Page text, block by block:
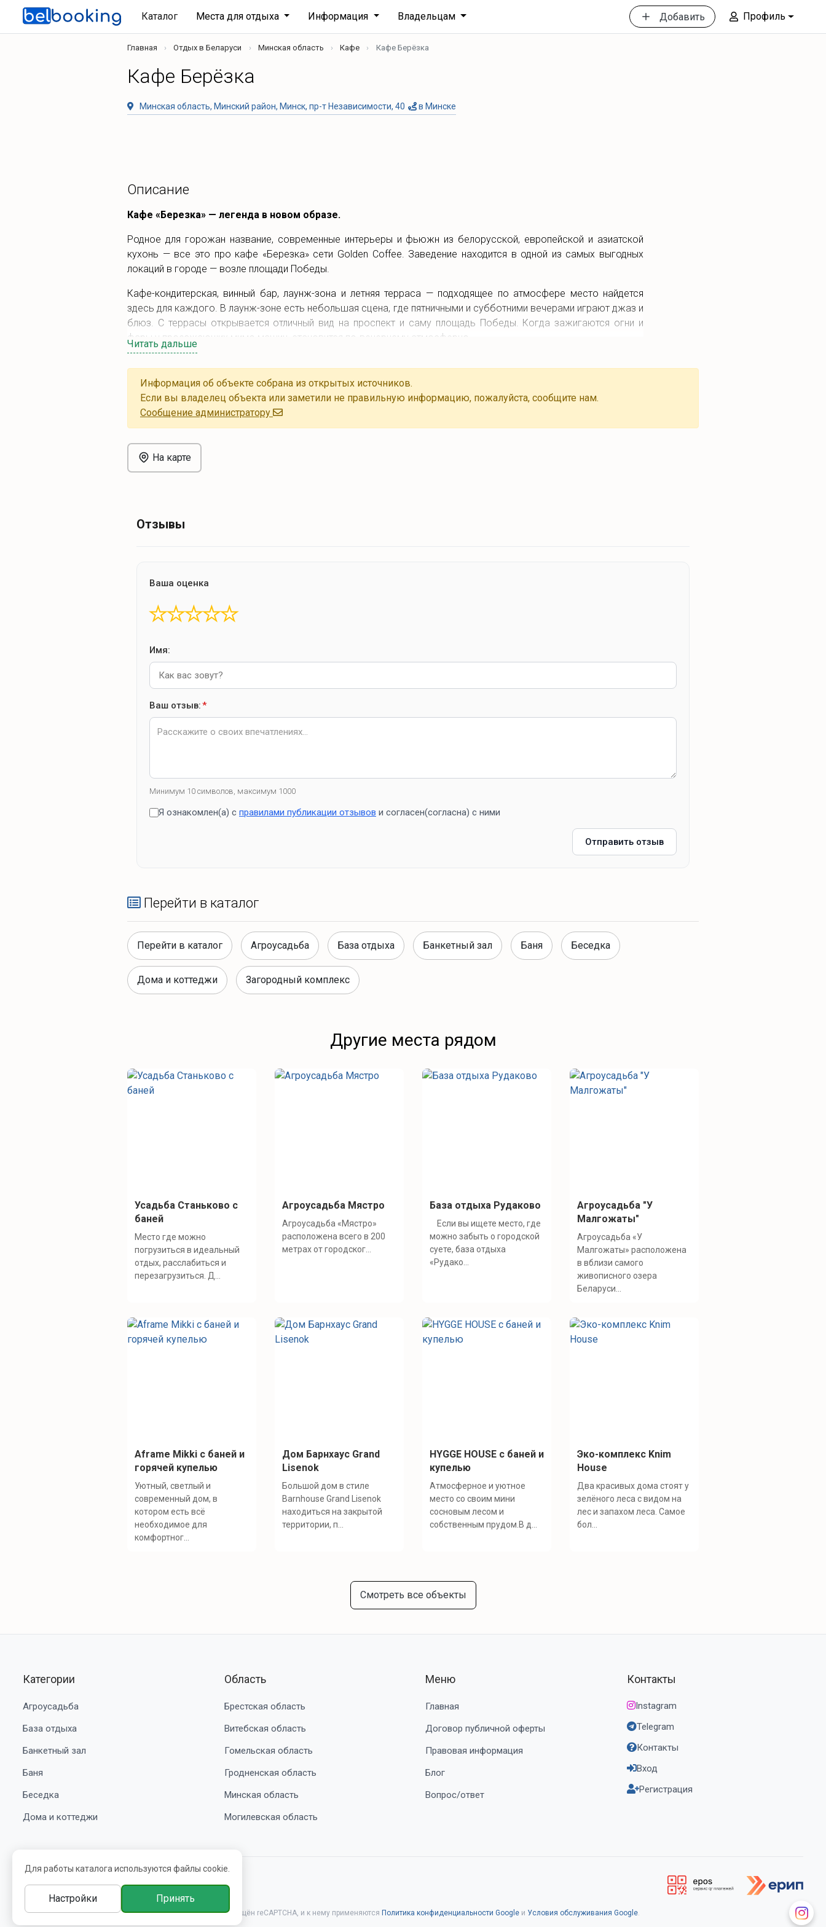
Каталог Места для отдыха Информация Владельцам Добавить Профиль
Главная Отдых в Беларуси Минская область Кафе Кафе Берёзка
Кафе Берёзка
Минская область, Минский район, Минск, пр-т Независимости, 40 в Минске
Описание
Кафе «Березка» — легенда в новом образе.
Родное для горожан название, современные интерьеры и фьюжн из белорусской, европейской и азиатской
кухонь — все это про кафе «Березка» сети Golden Coffee. Заведение находится в одной из самых выгодных
локаций в городе — возле площади Победы.
Кафе-кондитерская, винный бар, лаунж-зона и летняя терраса — подходящее по атмосфере место найдется
здесь для каждого. В лаунж-зоне есть небольшая сцена, где пятничными и субботними вечерами играют джаз и
блюз. С террасы открывается отличный вид на проспект и саму площадь Победы. Когда зажигаются огни и
фары у проезжающих мимо машин, становится по-вечернему атмосферно.
Читать дальше
Информация об объекте собрана из открытых источников.
Если вы владелец объекта или заметили не правильную информацию, пожалуйста, сообщите нам.
Cообщение администратору
На карте
Отзывы
Ваша оценка
★
★
★
★
★
Имя:
Ваш отзыв:*
Минимум 10 символов, максимум 1000
Я ознакомлен(а) с правилами публикации отзывов и согласен(согласна) с ними
Отправить отзыв
Перейти в каталог
Перейти в каталог Агроусадьба База отдыха Банкетный зал Баня Беседка
Дома и коттеджи Загородный комплекс
Другие места рядом
Усадьба Станьково с
баней
Место где можно
погрузиться в идеальный
отдых, расслабиться и
перезагрузиться. Д...
Агроусадьба Мястро
Агроусадьба «Мястро»
расположена всего в 200
метрах от городског...
База отдыха Рудаково
Если вы ищете место, где
можно забыть о городской
суете, база отдыха
«Рудако...
Агроусадьба "У
Малгожаты"
Агроусадьба «У
Малгожаты» расположена
в вблизи самого
живописного озера
Беларуси...
Aframe Mikki с баней и
горячей купелью
Уютный, светлый и
современный дом, в
котором есть всё
необходимое для
комфортног...
Дом Барнхаус Grand
Lisenok
Большой дом в стиле
Barnhouse Grand Lisenok
находиться на закрытой
территории, п...
HYGGE HOUSE с баней и
купелью
Атмосферное и уютное
место со своим мини
сосновым лесом и
собственным прудом.В д...
Эко-комплекс Knim
House
Два красивых дома стоят у
зелёного леса с видом на
лес и запахом леса. Самое
бол...
Смотреть все объекты
Категории
Агроусадьба
База отдыха
Банкетный зал
Баня
Беседка
Дома и коттеджи
Область
Брестская область
Витебская область
Гомельская область
Гродненская область
Минская область
Могилевская область
Меню
Главная
Договор публичной оферты
Правовая информация
Блог
Вопрос/ответ
Контакты
Instagram
Telegram
Контакты
Вход
Регистрация
© 2016-2026 belbooking.by. УНП ВЕ5239705
Этот сайт защищён reCAPTCHA, и к нему применяются Политика конфиденциальности Google и Условия обслуживания Google.
Для работы каталога используются файлы cookie.
Настройки Принять